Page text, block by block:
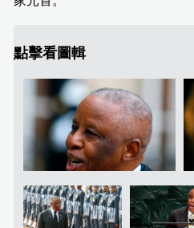
點擊看圖輯